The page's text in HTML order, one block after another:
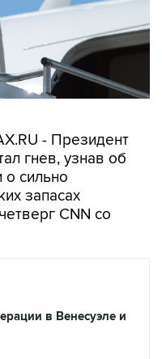
- Президент
гнев, узнав об
сильно
запасах
CNN со
в Венесуэле и